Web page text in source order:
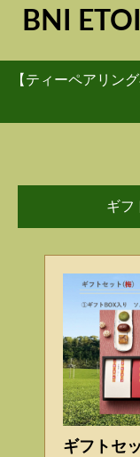
BNI
【ティーペアリン
ギフ
ギフトセ